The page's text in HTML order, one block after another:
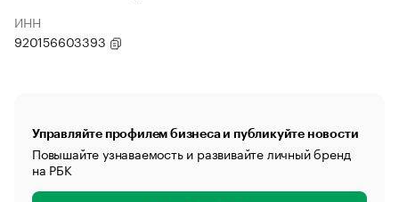
ИНН
920156603393
Управляйте профилем бизнеса и публикуйте новости
Повышайте узнаваемость и развивайте личный бренд
на РБК